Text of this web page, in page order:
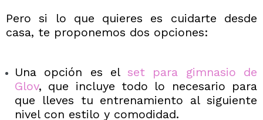
Pero si lo que quieres es cuidarte desde
casa, te proponemos dos opciones:
Una opción es elset para gimnasio de
Glov, que incluye todo lo necesario para
que lleves tu entrenamiento al siguiente
nivel con estilo y comodidad.